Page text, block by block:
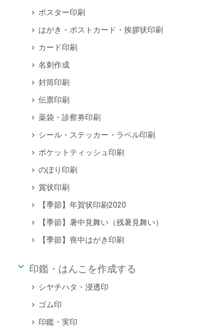
ポスター印刷
はがき・ポストカード・挨拶状印刷
カード印刷
名刺作成
封筒印刷
伝票印刷
薬袋・診察券印刷
シール・ステッカー・ラベル印刷
ポケットティッシュ印刷
のぼり印刷
賞状印刷
【季節】年賀状印刷2020
【季節】暑中見舞い（残暑見舞い）
【季節】喪中はがき印刷
keyboard_arrow_down 印鑑・はんこを作成する
シヤチハタ・浸透印
ゴム印
印鑑・実印